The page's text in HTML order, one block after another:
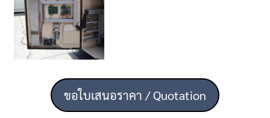
ขอใบเสนอราคา / Quotation